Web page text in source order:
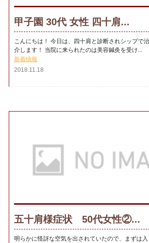
甲子園 30代 女性 四十肩...
こんにちは！ 今日は、四十肩と診断されシップで
介します！ 当院に来られたのは美容鍼灸を受け...
新着情報
2018.11.18
五十肩様症状 50代女性②...
明らかに怪訝な空気を出されていたので、まずは